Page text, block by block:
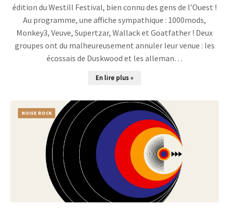
édition du Westill Festival, bien connu des gens de l’Ouest !
Au programme, une affiche sympathique : 1000mods,
Monkey3, Veuve, Supertzar, Wallack et Goatfather ! Deux
groupes ont du malheureusement annuler leur venue : les
écossais de Duskwood et les alleman…
En lire plus »
NOISE ROCK